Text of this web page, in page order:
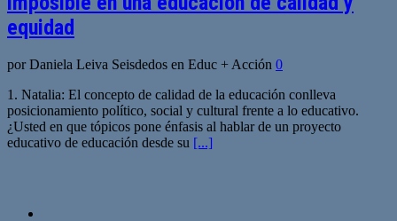
equidad
por Daniela Leiva Seisdedos en Educ + Acción 0
1. Natalia: El concepto de calidad de la educación conlleva
posicionamiento político, social y cultural frente a lo educativo.
¿Usted en que tópicos pone énfasis al hablar de un proyecto
educativo de educación desde su [...]